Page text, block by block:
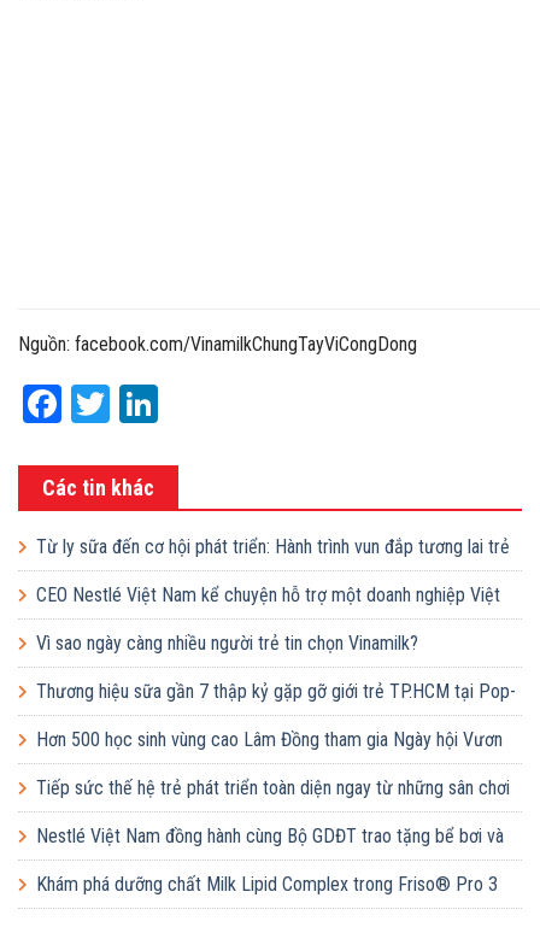
Nguồn: facebook.com/VinamilkChungTayViCongDong
Facebook
Twitter
Các tin khác
Từ ly sữa đến cơ hội phát triển: Hành trình vun đắp tương lai trẻ
em Việt của Vinamilk
CEO Nestlé Việt Nam kể chuyện hỗ trợ một doanh nghiệp Việt
tăng quy mô gấp 10 lần
Vì sao ngày càng nhiều người trẻ tin chọn Vinamilk?
Thương hiệu sữa gần 7 thập kỷ gặp gỡ giới trẻ TP.HCM tại Pop-
up ‘Thưởng vị hè’
Hơn 500 học sinh vùng cao Lâm Đồng tham gia Ngày hội Vươn
cao Việt Nam
Tiếp sức thế hệ trẻ phát triển toàn diện ngay từ những sân chơi
học đường
Nestlé Việt Nam đồng hành cùng Bộ GDĐT trao tặng bể bơi và
lớp dạy bơi mô hình điểm cho học sinh tại tỉnh Bắc Ninh
Khám phá dưỡng chất Milk Lipid Complex trong Friso® Pro 3